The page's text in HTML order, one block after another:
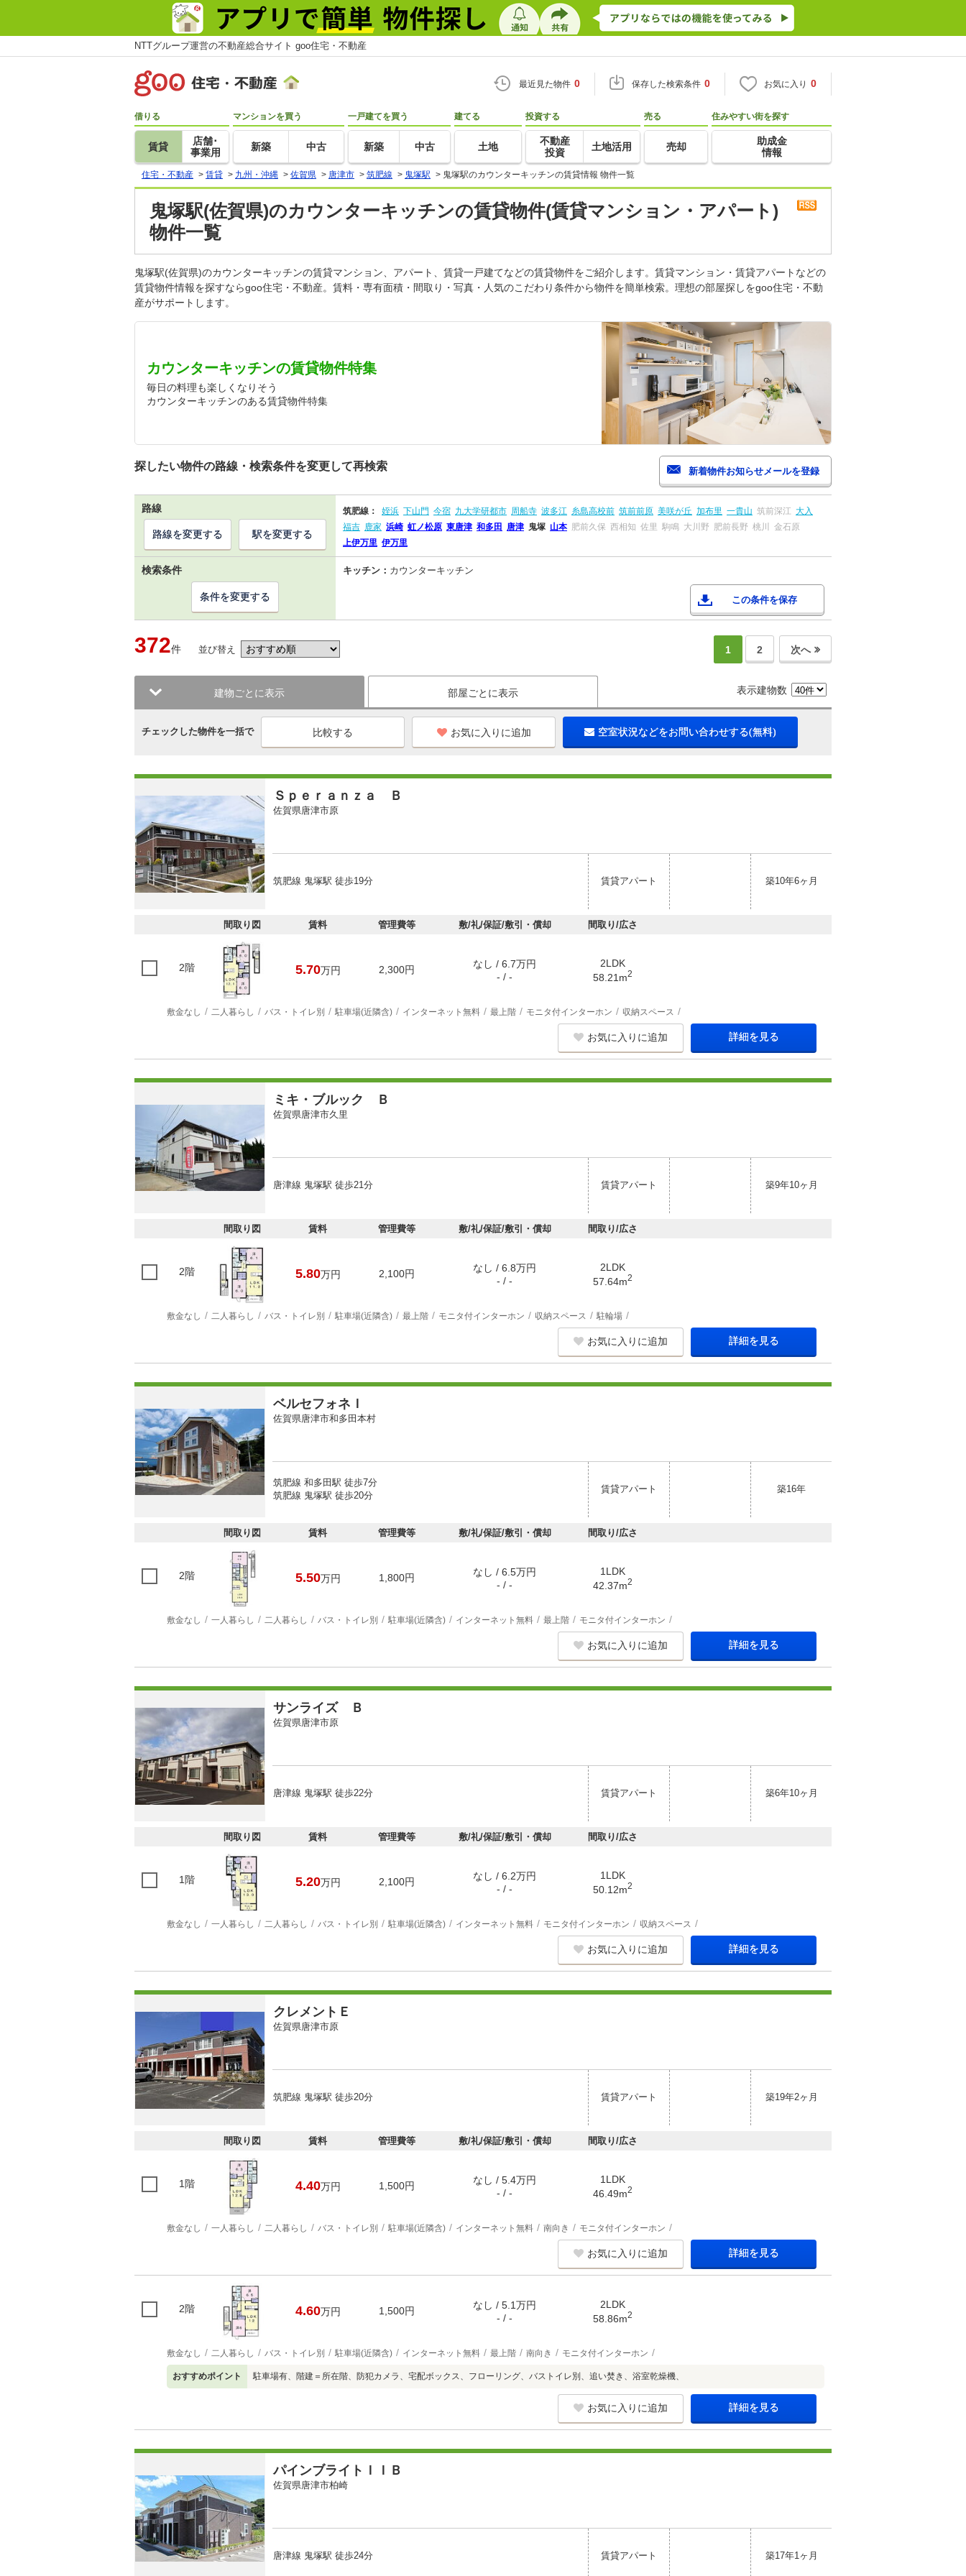
NTTグループ運営の不動産総合サイト goo住宅・不動産
最近見た物件 0 保存した検索条件 0 お気に入り 0
借りる
賃貸
店舗･
事業用
マンションを買う
新築 中古
一戸建てを買う
新築 中古
建てる
土地
投資する
不動産
投資
土地活用
売る
売却
住みやすい街を探す
助成金
情報
住宅・不動産 > 賃貸 > 九州・沖縄 > 佐賀県 > 唐津市 > 筑肥線 > 鬼塚駅 > 鬼塚駅のカウンターキッチンの賃貸情報 物件一覧
鬼塚駅(佐賀県)のカウンターキッチンの賃貸物件(賃貸マンション・アパート)
物件一覧
鬼塚駅(佐賀県)のカウンターキッチンの賃貸マンション、アパート、賃貸一戸建てなどの賃貸物件をご紹介します。賃貸マンション・賃貸アパートなどの
賃貸物件情報を探すならgoo住宅・不動産。賃料・専有面積・間取り・写真・人気のこだわり条件から物件を簡単検索。理想の部屋探しをgoo住宅・不動
産がサポートします。
カウンターキッチンの賃貸物件特集
毎日の料理も楽しくなりそう
カウンターキッチンのある賃貸物件特集
探したい物件の路線・検索条件を変更して再検索
路線 筑肥線： 姪浜 下山門 今宿 九大学研都市 周船寺 波多江 糸島高校前 筑前前原 美咲が丘 加布里 一貴山 筑前深江 大入
福吉 鹿家 浜崎 虹ノ松原 東唐津 和多田 唐津 鬼塚 山本 肥前久保 西相知 佐里 駒鳴 大川野 肥前長野 桃川
金石原
上伊万里 伊万里
路線を変更する 駅を変更する
検索条件 キッチン： カウンターキッチン
この条件を保存
条件を変更する
372件 並び替え 1 2 次へ
建物ごとに表示 部屋ごとに表示 表示建物数
チェックした物件を一括で お気に入りに追加 空室状況などをお問い合わせする(無料)
Ｓｐｅｒａｎｚａ Ｂ
佐賀県唐津市原
筑肥線 鬼塚駅 徒歩19分 賃貸アパート 築10年6ヶ月
間取り図 賃料 管理費等 敷/礼/保証/敷引・償却 間取り/広さ
2階 5.70万円 2,300円
なし / 6.7万円
- / -
2LDK
58.21m2
敷金なし 二人暮らし バス・トイレ別 駐車場(近隣含) インターネット無料 最上階 モニタ付インターホン 収納スペース
お気に入りに追加 詳細を見る
ミキ・ブルック Ｂ
佐賀県唐津市久里
唐津線 鬼塚駅 徒歩21分 賃貸アパート 築9年10ヶ月
間取り図 賃料 管理費等 敷/礼/保証/敷引・償却 間取り/広さ
2階 5.80万円 2,100円
なし / 6.8万円
- / -
2LDK
57.64m2
敷金なし 二人暮らし バス・トイレ別 駐車場(近隣含) 最上階 モニタ付インターホン 収納スペース 駐輪場
お気に入りに追加 詳細を見る
ベルセフォネＩ
佐賀県唐津市和多田本村
筑肥線 和多田駅 徒歩7分
筑肥線 鬼塚駅 徒歩20分
賃貸アパート 築16年
間取り図 賃料 管理費等 敷/礼/保証/敷引・償却 間取り/広さ
2階 5.50万円 1,800円
なし / 6.5万円
- / -
1LDK
42.37m2
敷金なし 一人暮らし 二人暮らし バス・トイレ別 駐車場(近隣含) インターネット無料 最上階 モニタ付インターホン
お気に入りに追加 詳細を見る
サンライズ Ｂ
佐賀県唐津市原
唐津線 鬼塚駅 徒歩22分 賃貸アパート 築6年10ヶ月
間取り図 賃料 管理費等 敷/礼/保証/敷引・償却 間取り/広さ
1階 5.20万円 2,100円
なし / 6.2万円
- / -
1LDK
50.12m2
敷金なし 一人暮らし 二人暮らし バス・トイレ別 駐車場(近隣含) インターネット無料 モニタ付インターホン 収納スペース
お気に入りに追加 詳細を見る
クレメントＥ
佐賀県唐津市原
筑肥線 鬼塚駅 徒歩20分 賃貸アパート 築19年2ヶ月
間取り図 賃料 管理費等 敷/礼/保証/敷引・償却 間取り/広さ
1階 4.40万円 1,500円
なし / 5.4万円
- / -
1LDK
46.49m2
敷金なし 一人暮らし 二人暮らし バス・トイレ別 駐車場(近隣含) インターネット無料 南向き モニタ付インターホン
お気に入りに追加 詳細を見る
2階 4.60万円 1,500円
なし / 5.1万円
- / -
2LDK
58.86m2
敷金なし 二人暮らし バス・トイレ別 駐車場(近隣含) インターネット無料 最上階 南向き モニタ付インターホン
おすすめポイント 駐車場有、階建＝所在階、防犯カメラ、宅配ボックス、フローリング、バストイレ別、追い焚き、浴室乾燥機、
お気に入りに追加 詳細を見る
パインブライトＩＩＢ
佐賀県唐津市柏崎
唐津線 鬼塚駅 徒歩24分 賃貸アパート 築17年1ヶ月